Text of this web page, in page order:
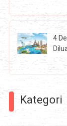
4
Kategori